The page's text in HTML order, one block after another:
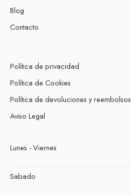
Blog
Contacto
Política de privacidad
Política de Cookies
Política de devoluciones y reembolsos
Aviso Legal
Lunes - Viernes
Sabado